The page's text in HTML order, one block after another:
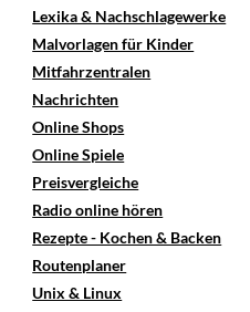
Lexika & Nachschlagewerke
Malvorlagen für Kinder
Mitfahrzentralen
Nachrichten
Online Shops
Online Spiele
Preisvergleiche
Radio online hören
Rezepte - Kochen & Backen
Routenplaner
Unix & Linux